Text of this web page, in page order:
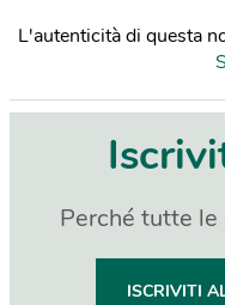
L'autenticità di questa
Perché tutte
ISCRIVITI